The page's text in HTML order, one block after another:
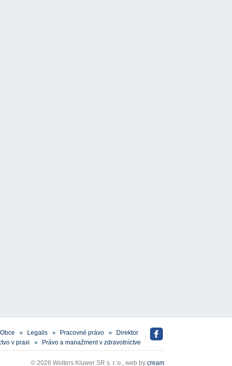
Legalis Pracovné právo
Direktor
v praxi
Právo a manažment v zdravotníctve
© 2026 Wolters Kluwer SR s. r. o., web by cream